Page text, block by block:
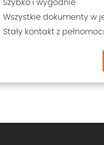
Szybko i wygodnie
Wszystkie dokumenty w
Stały kontakt z